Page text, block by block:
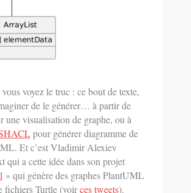
voyez le truc : ce bout de texte,
de le générer… à partir de
une visualisation de graphe, ou à
pour générer diagramme de
Et c’est Vladimir Alexiev
qui a cette idée dans son projet
» qui génère des graphes PlantUML
fichiers Turtle (voirces tweets).